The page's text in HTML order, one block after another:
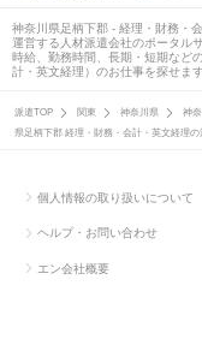
神奈川県足柄下郡 - 経理・財務・
運営する人材派遣会社のポータル
時給、勤務時間、長期・短期など
計・英文経理）のお仕事を探せます
派遣TOP 関東 神奈川県 神
県足柄下郡 経理・財務・会計・英文経理の
個人情報の取り扱いについて
ヘルプ・お問い合わせ
エン会社概要